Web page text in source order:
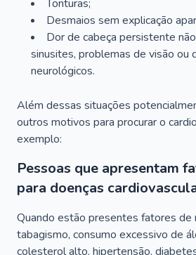
Tonturas;
Desmaios sem explicação
Dor de cabeça persistente
sinusites, problemas de visão ou
neurológicos.
Além dessas situações
outros motivos para procurar o
exemplo:
Pessoas que apresentam
para doenças
Quando estão presentes fatores de
tabagismo, consumo excessivo de
colesterol alto, hipertensão,